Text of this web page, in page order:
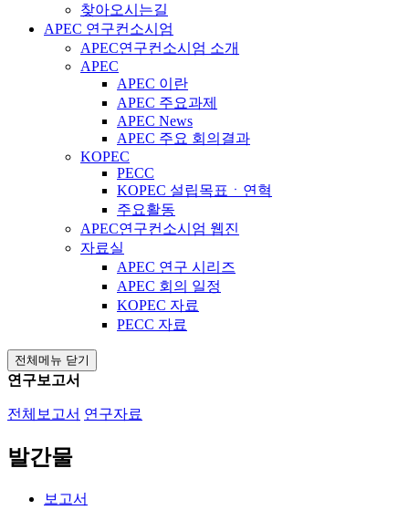
찾아오시는길
APEC 연구컨소시엄
APEC연구컨소시엄 소개
APEC
APEC 이란
APEC 주요과제
APEC News
APEC 주요 회의결과
KOPEC
PECC
KOPEC 설립목표ㆍ연혁
주요활동
APEC연구컨소시엄 웹진
자료실
APEC 연구 시리즈
APEC 회의 일정
KOPEC 자료
PECC 자료
전체메뉴 닫기
연구보고서
전체보고서 연구자료
발간물
보고서